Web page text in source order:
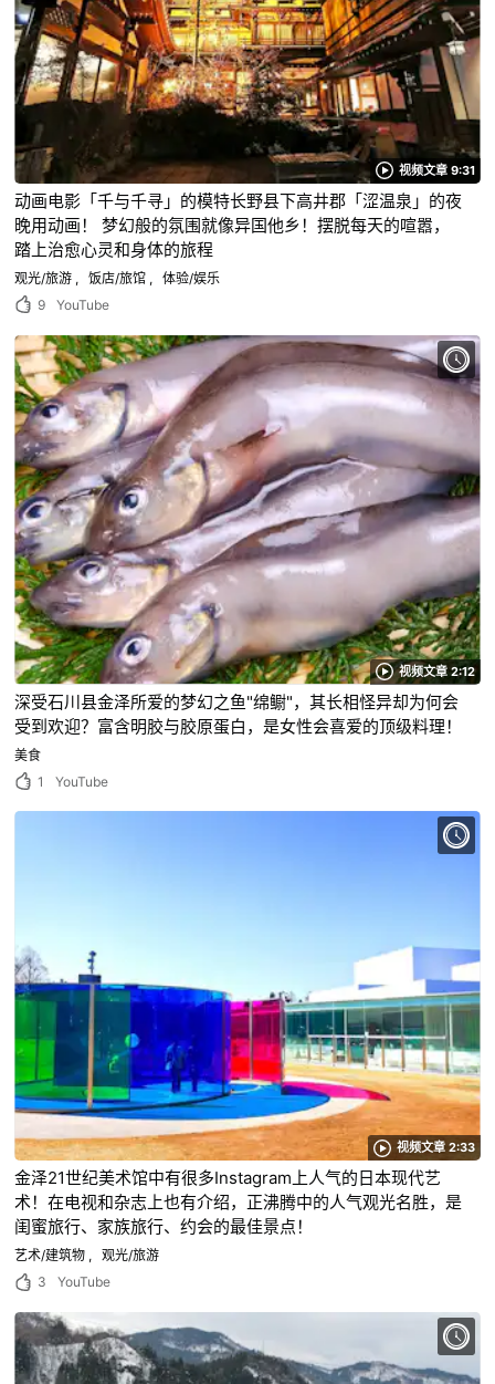
视频文章 9:31
动画电影「千与千寻」的模特长野县下高井郡「涩温泉」的夜
晚用动画！ 梦幻般的氛围就像异国他乡！摆脱每天的喧嚣，
踏上治愈心灵和身体的旅程
观光/旅游 饭店/旅馆
体验/娱乐
9
YouTube
视频文章 2:12
深受石川县金泽所爱的梦幻之鱼"绵鳚"，其长相怪异却为何会
受到欢迎？富含明胶与胶原蛋白，是女性会喜爱的顶级料理！
美食
1
YouTube
视频文章 2:33
金泽21世纪美术馆中有很多Instagram上人气的日本现代艺
术！在电视和杂志上也有介绍，正沸腾中的人气观光名胜，是
闺蜜旅行、家族旅行、约会的最佳景点！
艺术/建筑物
观光/旅游
3
YouTube